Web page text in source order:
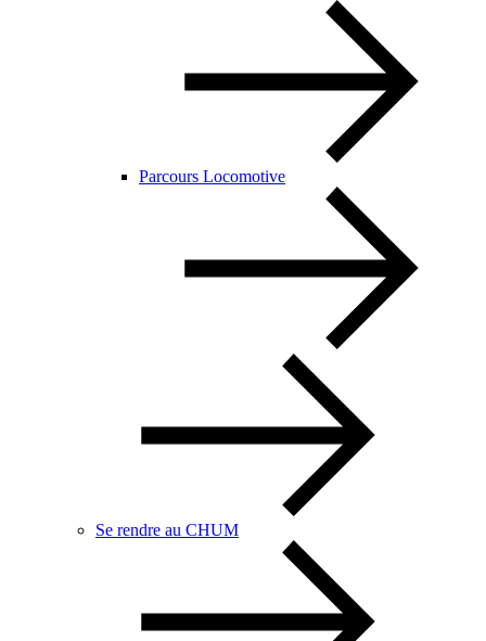
Parcours Locomotive
Se rendre au CHUM